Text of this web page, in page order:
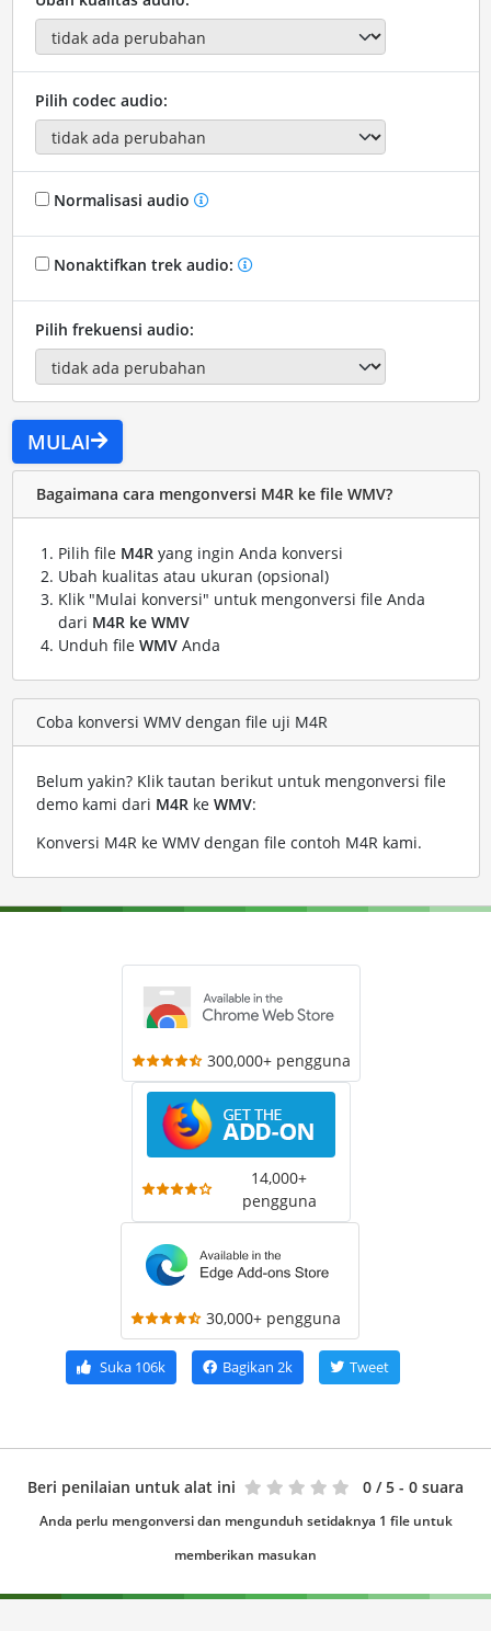
Pilih codec audio:
Normalisasi audio
Nonaktifkan trek audio:
Pilih frekuensi audio:
MULAI
Bagaimana cara mengonversi M4R ke file WMV?
Pilih file M4Ryang ingin Anda konversi
Ubah kualitas atau ukuran (opsional)
Klik "Mulai konversi" untuk mengonversi file Anda
dari M4R ke WMV
Unduh file WMVAnda
Coba konversi WMV dengan file uji M4R
Belum yakin? Klik tautan berikut untuk mengonversi file
demo kami dari M4Rke WMV:
Konversi M4R ke WMV dengan file contoh M4R kami.
300,000+ pengguna
14,000+
pengguna
30,000+ pengguna
Suka106k Bagikan 2k Tweet
Beri penilaian untuk alat ini 0 / 5 - 0 suara
Anda perlu mengonversi dan mengunduh setidaknya 1 file untuk
memberikan masukan